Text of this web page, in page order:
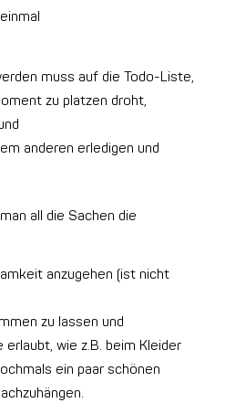
muss auf die Todo-Liste,
zu platzen droht,
anderen erledigen und
all die Sachen die
anzugehen (ist nicht
zu lassen und
wie z.B. beim Kleider
ein paar schönen